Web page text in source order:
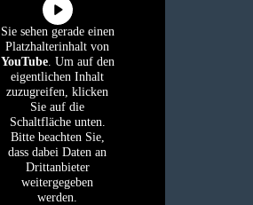
Sie sehen gerade einen
Platzhalterinhalt von
YouTube. Um auf den
eigentlichen Inhalt
zuzugreifen, klicken
Sie auf die
Schaltfläche unten.
Bitte beachten Sie,
dass dabei Daten an
Drittanbieter
weitergegeben
werden.